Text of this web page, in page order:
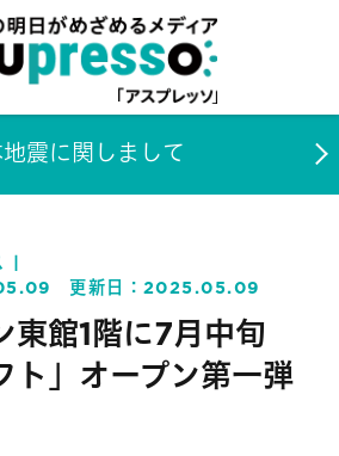
震に関しまして
更新日：2025.05.09
東館1階に7月中旬
ト」オープン第一弾